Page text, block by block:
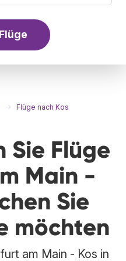
Flüge nach Kos
Sie Flüge
Main -
Sie
möchten
am Main - Kos in